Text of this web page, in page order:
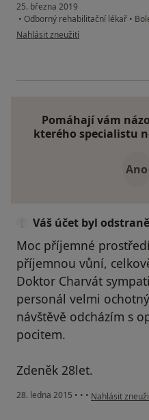
25. března 2019
• Odborný rehabilitační lékař •
podle názoru uživatele Váš účet byl
Nahlásit zneužití
Pomáhají vám
kterého specialistu
Ano
Váš účet byl
Moc příjemné
příjemnou vůní,
Doktor Charvát
personál velmi
návštěvě odcházím s
pocitem.
Zdeněk 28let.
28. ledna 2015 • • • podle názoru
Nahlásit